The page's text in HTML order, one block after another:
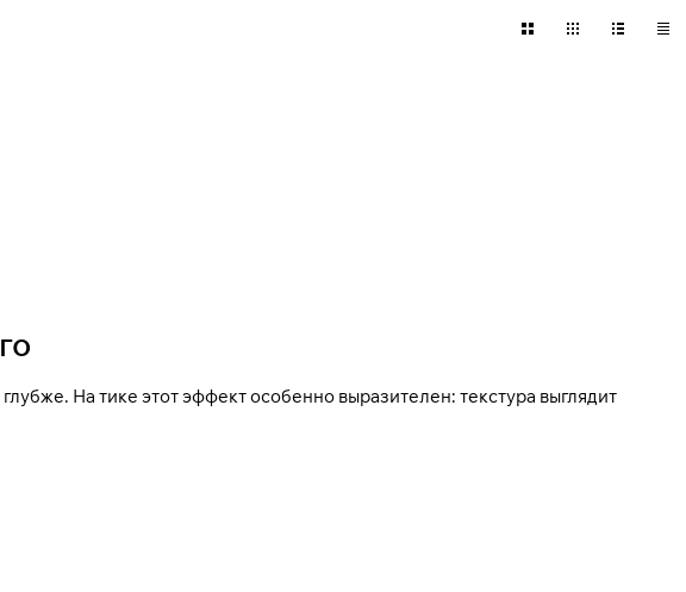
На тике этот эффект особенно выразителен: текстура выглядит